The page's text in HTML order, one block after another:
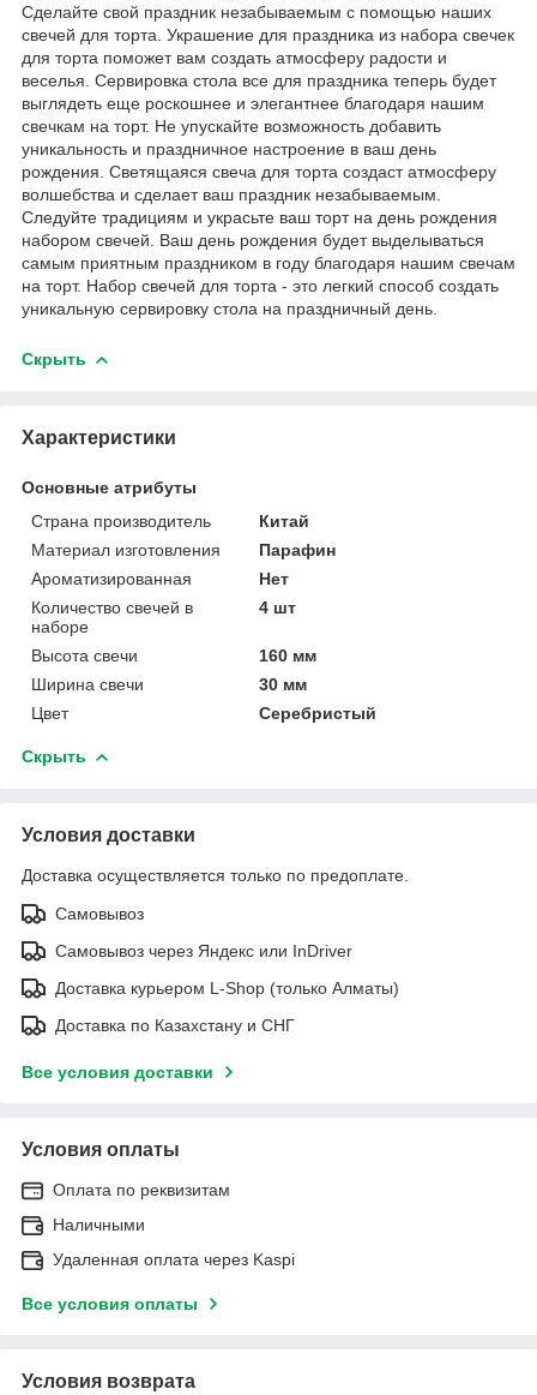
Сделайте свой праздник незабываемым с помощью наших
свечей для торта. Украшение для праздника из набора свечек
для торта поможет вам создать атмосферу радости и
веселья. Сервировка стола все для праздника теперь будет
выглядеть еще роскошнее и элегантнее благодаря нашим
свечкам на торт. Не упускайте возможность добавить
уникальность и праздничное настроение в ваш день
рождения. Светящаяся свеча для торта создаст атмосферу
волшебства и сделает ваш праздник незабываемым.
Следуйте традициям и украсьте ваш торт на день рождения
набором свечей. Ваш день рождения будет выделываться
самым приятным праздником в году благодаря нашим свечам
на торт. Набор свечей для торта - это легкий способ создать
уникальную сервировку стола на праздничный день.
Скрыть
Характеристики
Основные атрибуты
Страна производитель
Китай
Материал изготовления
Парафин
Ароматизированная
Нет
Количество свечей в
наборе
4 шт
Высота свечи
160 мм
Ширина свечи
30 мм
Цвет
Серебристый
Скрыть
Условия доставки
Доставка осуществляется только по предоплате.
Самовывоз
Самовывоз через Яндекс или InDriver
Доставка курьером L-Shop (только Алматы)
Доставка по Казахстану и СНГ
Все условия доставки
Условия оплаты
Оплата по реквизитам
Наличными
Удаленная оплата через Kaspi
Все условия оплаты
Условия возврата